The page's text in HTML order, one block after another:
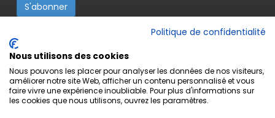
S'abonner
Politique de confidentialité
Nous utilisons des cookies
Nous pouvons les placer pour analyser les données de nos visiteurs,
améliorer notre site Web, afficher un contenu personnalisé et vous
faire vivre une expérience inoubliable. Pour plus d'informations sur
les cookies que nous utilisons, ouvrez les paramètres.